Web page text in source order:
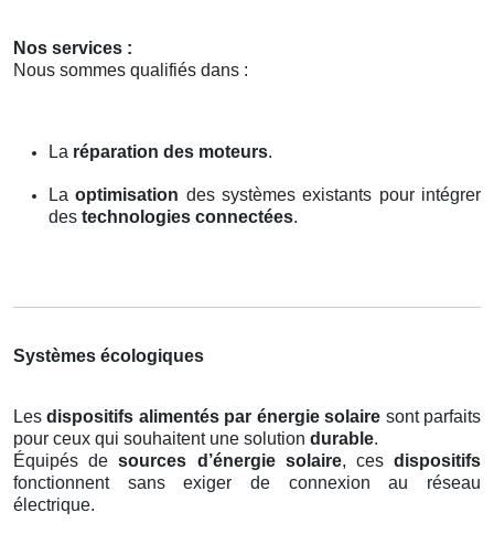
Nos services :
Nous sommes qualifiés dans :
La réparation des moteurs.
Laoptimisation des systèmes existants pour intégrer
des technologies connectées.
Systèmes écologiques
Lesdispositifs alimentés par énergie solaire sont parfaits
pour ceux qui souhaitent une solution durable.
Équipés desources d’énergie solaire, cesdispositifs
fonctionnent sans exiger de connexion au réseau
électrique.